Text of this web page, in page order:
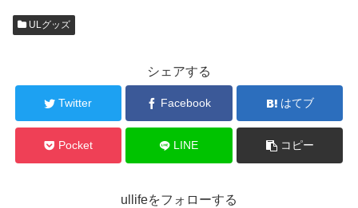
ULグッズ
シェアする
Twitter Facebook はてブ
Pocket LINE コピー
ullifeをフォローする